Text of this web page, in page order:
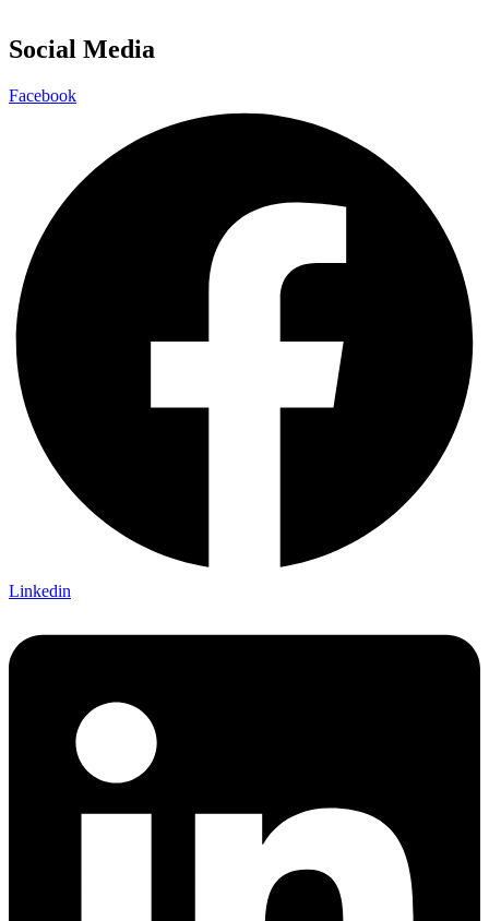
Social Media
Facebook
Linkedin